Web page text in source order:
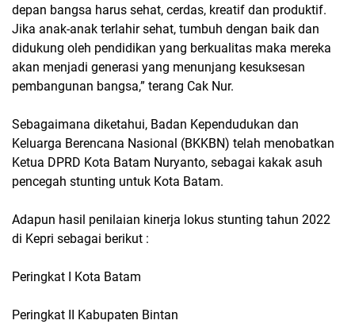
depan bangsa harus sehat, cerdas, kreatif dan produktif.
Jika anak-anak terlahir sehat, tumbuh dengan baik dan
didukung oleh pendidikan yang berkualitas maka mereka
akan menjadi generasi yang menunjang kesuksesan
pembangunan bangsa,” terang Cak Nur.
Sebagaimana diketahui, Badan Kependudukan dan
Keluarga Berencana Nasional (BKKBN) telah menobatkan
Ketua DPRD Kota Batam Nuryanto, sebagai kakak asuh
pencegah stunting untuk Kota Batam.
Adapun hasil penilaian kinerja lokus stunting tahun 2022
di Kepri sebagai berikut :
Peringkat I Kota Batam
Peringkat II Kabupaten Bintan